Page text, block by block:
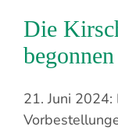
Die
begonnen
21. Juni 2024: